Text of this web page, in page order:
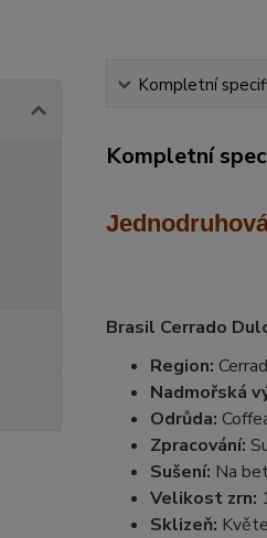
Kompletní
Kompletní
Brasil Cerrado
Region:
Nadmořská
Odrůda:
Zpracování:
Sušení: Na
Velikost zrn:
Sklizeň: